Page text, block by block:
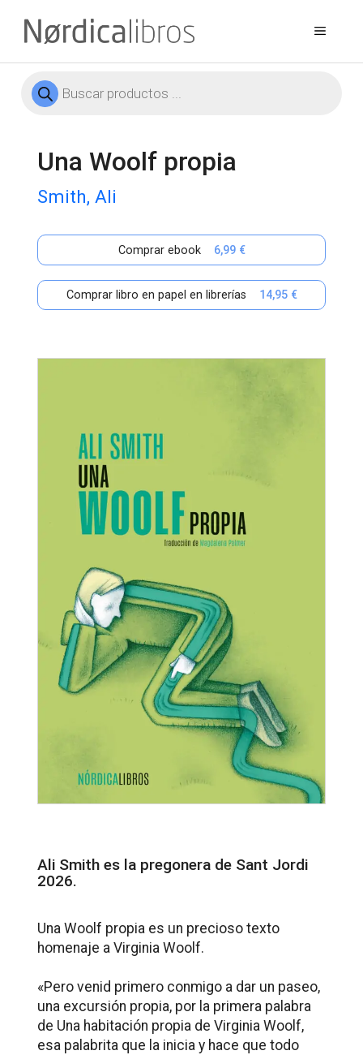
contenido
Menú
Búsqueda
de
Una Woolf propia
Smith, Ali
Comprar ebook 6,99 €
Comprar libro en papel en librerías 14,95 €
Ali Smith es la pregonera de Sant Jordi
2026.
Una Woolf propia es un precioso texto
homenaje a Virginia Woolf.
«Pero venid primero conmigo a dar un paseo,
una excursión propia, por la primera palabra
de Una habitación propia de Virginia Woolf,
esa palabrita que la inicia y hace que todo